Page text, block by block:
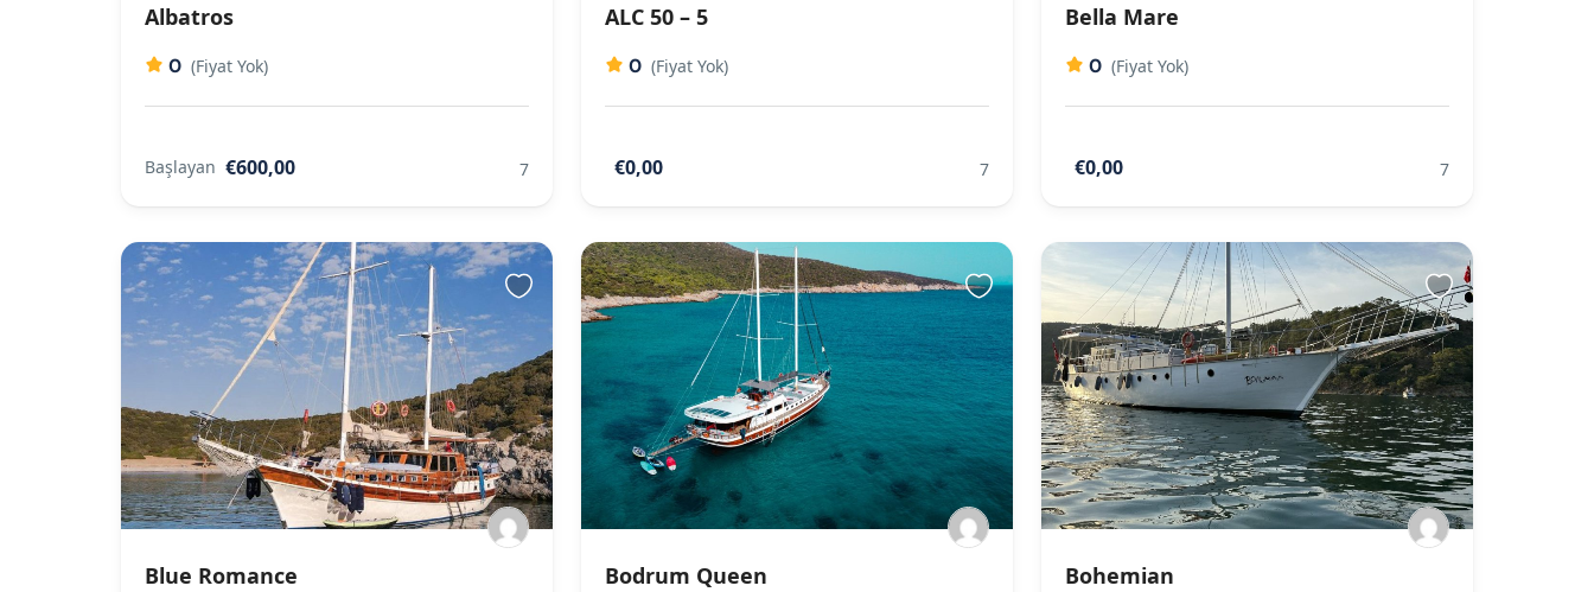
Albatros
0 (Fiyat Yok)
Başlayan €600,00 7
ALC 50 – 5
0 (Fiyat Yok)
€0,00 7
Bella Mare
0 (Fiyat Yok)
€0,00 7
Blue Romance Bodrum Queen Bohemian